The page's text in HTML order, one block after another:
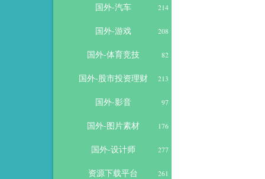
国外-汽车 214
国外-游戏 208
国外-体育竞技 82
国外-股市投资理财 213
国外-影音 97
国外-图片素材 176
国外-设计师 277
资源下载平台 261